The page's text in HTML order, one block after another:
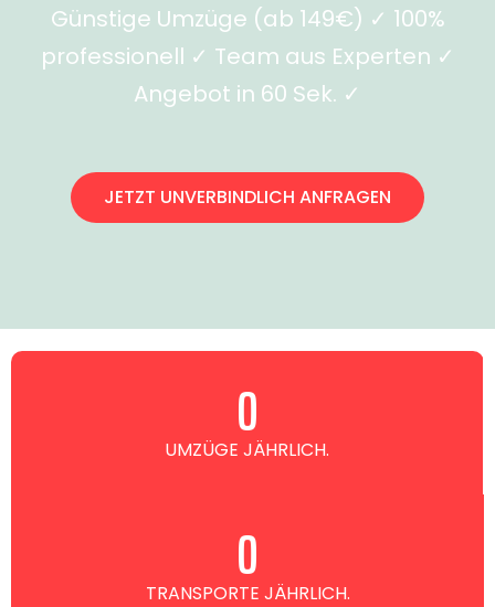
Günstige Umzüge (ab 149€) ✓ 100%
professionell ✓ Team aus Experten ✓
Angebot in 60 Sek. ✓
JETZT UNVERBINDLICH ANFRAGEN
UMZÜGE JÄHRLICH.
0
TRANSPORTE JÄHRLICH.
0